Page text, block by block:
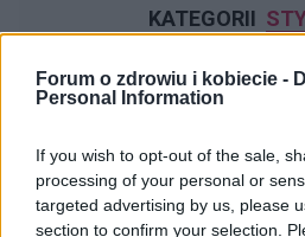
Forum o zdrowiu i kobiecie -
Personal Information
If you wish to opt-out of the sale,
processing of your personal or
targeted advertising by us, please
section to confirm your selection.
KATEGORII
gość
Forum:Moda i styl życia
Stylo czarna, damska
Widziałyście albo może